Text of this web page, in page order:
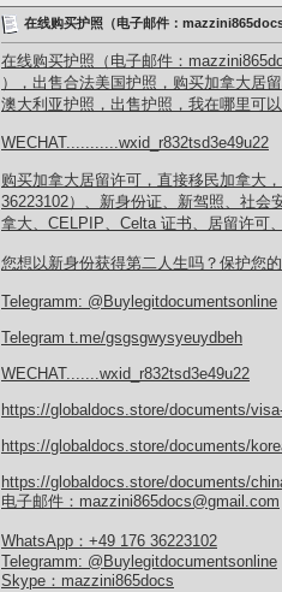
在线购买护照（电子邮件：
在线购买护照（电子邮件：
），出售合法美国护照，购买加拿大居
澳大利亚护照，出售护照，我在哪里可
WECHAT...........wxid_r832tsd3e49u22
购买加拿大居留许可，直接移民加拿大
36223102）、新身份证、新驾照、社
拿大、CELPIP、Celta 证书、居留许可
您想以新身份获得第二人生吗？保护您
Telegramm: @Buylegitdocumentsonline
Telegram t.me/gsgsgwysyeuydbeh
WECHAT.......wxid_r832tsd3e49u22
https://globaldocs.store/documents/
https://globaldocs.store/documents/
https://globaldocs.store/documents/
电子邮件：mazzini865docs@gmail.com
WhatsApp：+49 176 36223102
Telegramm: @Buylegitdocumentsonline
Skype：mazzini865docs